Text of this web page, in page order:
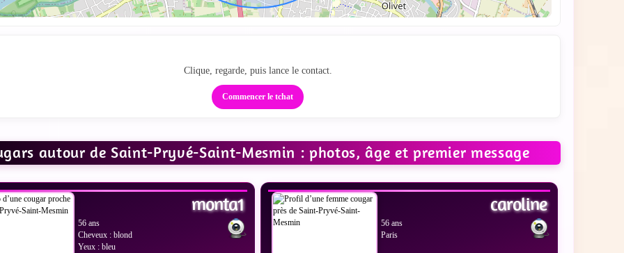
Clique, regarde, puis lance le contact.
Commencer le tchat
autour de Saint-Pryvé-Saint-Mesmin : photos, âge et premier message
LES PHOTOS
monta1
56 ans
Cheveux : blond
Yeux : bleu
caroline
56 ans
Paris